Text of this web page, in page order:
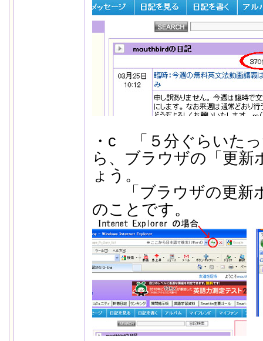
・c 「５分ぐらいた
ら、ブラウザの「更新
ょう。
「ブラウザの更新
のことです。